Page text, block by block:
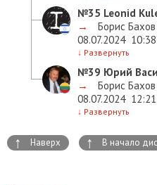
№35 Leonid
→
Борис Бахов
08.07.2024 10:38
↓ Развернуть
№39 Юрий
→
Борис Бахов
08.07.2024 12:21
↓ Развернуть
↑ Наверх ↑ В начало